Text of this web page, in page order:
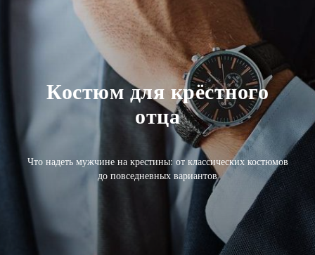
Костюм для крёстного
отца
Что надеть мужчине на крестины: от классических костюмов
до повседневных вариантов